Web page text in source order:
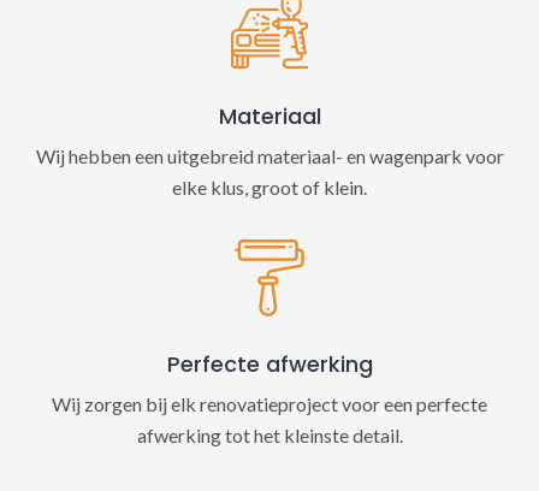
Materiaal
Wij hebben een uitgebreid materiaal- en wagenpark voor
elke klus, groot of klein.
Perfecte afwerking
Wij zorgen bij elk renovatieproject voor een perfecte
afwerking tot het kleinste detail.